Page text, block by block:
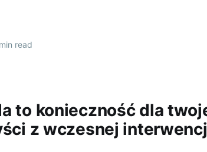
read
to konieczność dla
z wczesnej